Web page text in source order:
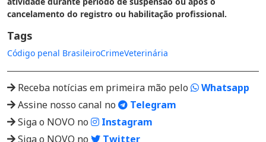
cancelamento do registro ou habilitação profissional.
Tags
Código penal BrasileiroCrimeVeterinária
Receba notícias em primeira mão pelo
Whatsapp
Assine nosso canal no
Telegram
Siga o NOVO no
Instagram
Siga o NOVO no
Twitter